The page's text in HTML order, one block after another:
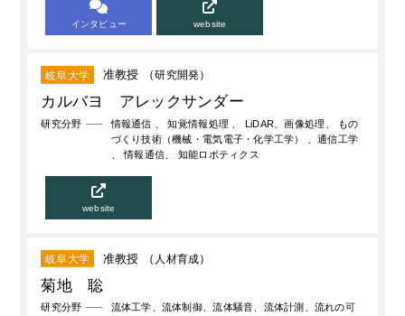
インタビュー website
岐阜大学 准教授 （研究開発）
カルバヨ アレックサンダー
研究分野
情報通信 、 知覚情報処理 、 LiDAR、画像処理、 もの
づくり技術（機械・電気電子・化学工学） 、通信工学
、 情報通信、 知能ロボティクス
website
岐阜大学 准教授 （ 人材育成）
菊地 聡
研究分野
流体工学、流体制御、流体騒音、流体計測、流れの可